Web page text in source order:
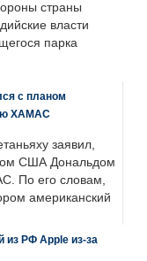
страны
власти
парка
с планом
ХАМАС
заявил,
США Дональдом
По его словам,
американский
РФ Apple из-за